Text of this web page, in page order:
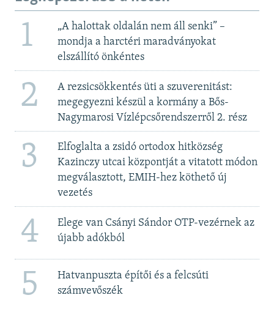
1
„A halottak oldalán nem áll senki” –
mondja a harctéri maradványokat
elszállító önkéntes
2
A rezsicsökkentés üti a szuverenitást:
megegyezni készül a kormány a Bős-
Nagymarosi Vízlépcsőrendszerről 2. rész
3
Elfoglalta a zsidó ortodox hitközség
Kazinczy utcai központját a vitatott módon
megválasztott, EMIH-hez köthető új
vezetés
4
Elege van Csányi Sándor OTP-vezérnek az
újabb adókból
5
Hatvanpuszta építői és a felcsúti
számvevőszék